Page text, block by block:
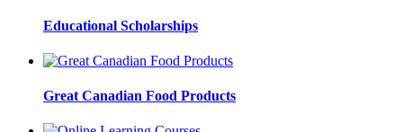
Educational Scholarships
Great Canadian Food Products